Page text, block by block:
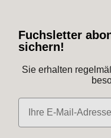
Fuchsletter
sichern!
Sie erhalten
E-Mail